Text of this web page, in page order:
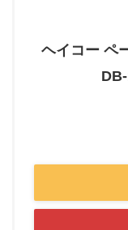
ヘイコー ペ